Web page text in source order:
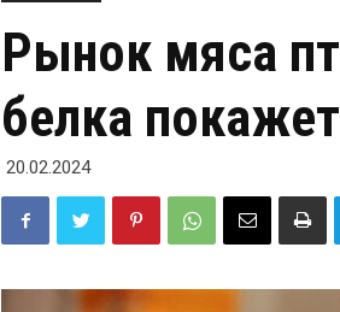
Рынок мяса
белка
20.02.2024